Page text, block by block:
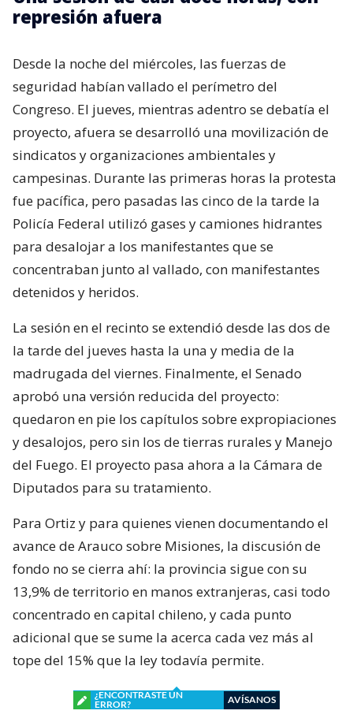
represión afuera
Desde la noche del miércoles, las fuerzas de
seguridad habían vallado el perímetro del
Congreso. El jueves, mientras adentro se debatía el
proyecto, afuera se desarrolló una movilización de
sindicatos y organizaciones ambientales y
campesinas. Durante las primeras horas la protesta
fue pacífica, pero pasadas las cinco de la tarde la
Policía Federal utilizó gases y camiones hidrantes
para desalojar a los manifestantes que se
concentraban junto al vallado, con manifestantes
detenidos y heridos.
La sesión en el recinto se extendió desde las dos de
la tarde del jueves hasta la una y media de la
madrugada del viernes. Finalmente, el Senado
aprobó una versión reducida del proyecto:
quedaron en pie los capítulos sobre expropiaciones
y desalojos, pero sin los de tierras rurales y Manejo
del Fuego. El proyecto pasa ahora a la Cámara de
Diputados para su tratamiento.
Para Ortiz y para quienes vienen documentando el
avance de Arauco sobre Misiones, la discusión de
fondo no se cierra ahí: la provincia sigue con su
13,9% de territorio en manos extranjeras, casi todo
concentrado en capital chileno, y cada punto
adicional que se sume la acerca cada vez más al
tope del 15% que la ley todavía permite.
¿ENCONTRASTE UN
ERROR?
AVÍSANOS